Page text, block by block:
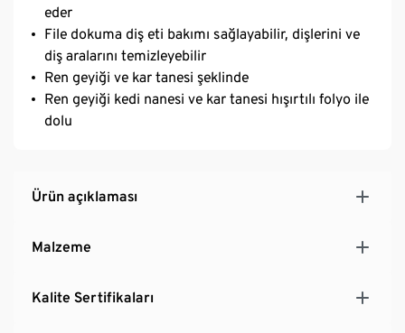
eder
File dokuma diş eti bakımı sağlayabilir, dişlerini ve
diş aralarını temizleyebilir
Ren geyiği ve kar tanesi şeklinde
Ren geyiği kedi nanesi ve kar tanesi hışırtılı folyo ile
dolu
Ürün açıklaması
Malzeme
Kalite Sertifikaları